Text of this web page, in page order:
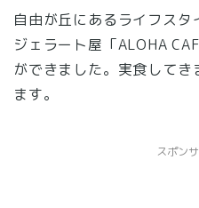
自由が丘にあるライフス
ジェラート屋「ALOHA
ができました。実食して
ます。
スポン